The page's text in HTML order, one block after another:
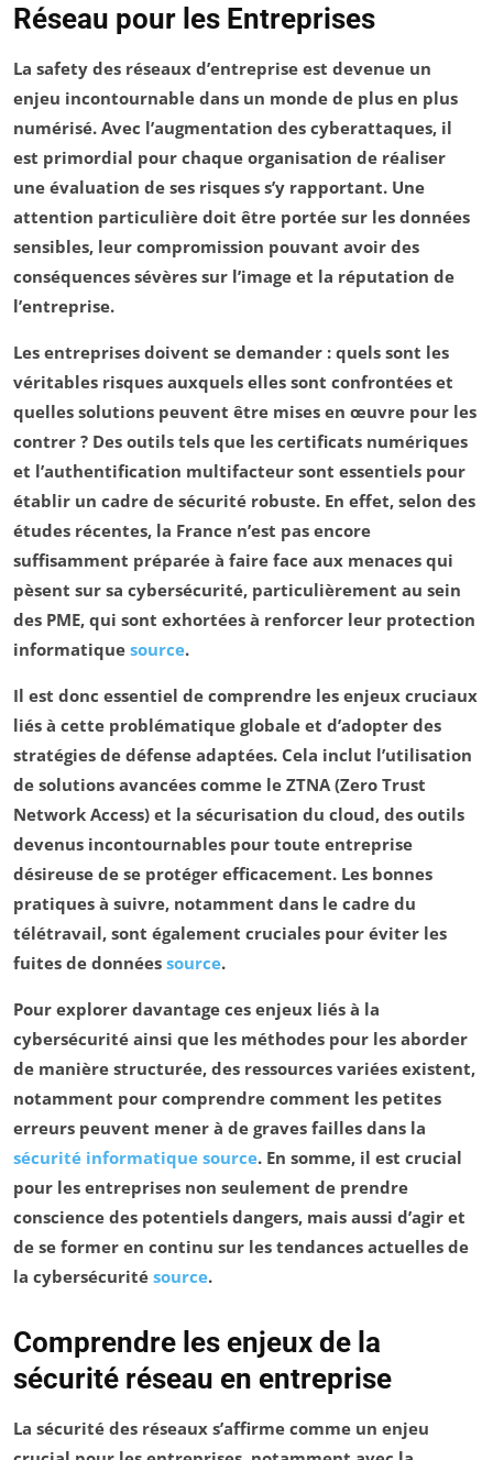
Réseau pour les Entreprises
La safety des réseaux d’entreprise est devenue un
enjeu incontournable dans un monde de plus en plus
numérisé. Avec l’augmentation des cyberattaques, il
est primordial pour chaque organisation de réaliser
une évaluation de ses risques s’y rapportant. Une
attention particulière doit être portée sur les données
sensibles, leur compromission pouvant avoir des
conséquences sévères sur l’image et la réputation de
l’entreprise.
Les entreprises doivent se demander : quels sont les
véritables risques auxquels elles sont confrontées et
quelles solutions peuvent être mises en œuvre pour les
contrer ? Des outils tels que les certificats numériques
et l’authentification multifacteur sont essentiels pour
établir un cadre de sécurité robuste. En effet, selon des
études récentes, la France n’est pas encore
suffisamment préparée à faire face aux menaces qui
pèsent sur sa cybersécurité, particulièrement au sein
des PME, qui sont exhortées à renforcer leur protection
informatique source.
Il est donc essentiel de comprendre les enjeux cruciaux
liés à cette problématique globale et d’adopter des
stratégies de défense adaptées. Cela inclut l’utilisation
de solutions avancées comme le ZTNA (Zero Trust
Network Access) et la sécurisation du cloud, des outils
devenus incontournables pour toute entreprise
désireuse de se protéger efficacement. Les bonnes
pratiques à suivre, notamment dans le cadre du
télétravail, sont également cruciales pour éviter les
fuites de données source.
Pour explorer davantage ces enjeux liés à la
cybersécurité ainsi que les méthodes pour les aborder
de manière structurée, des ressources variées existent,
notamment pour comprendre comment les petites
erreurs peuvent mener à de graves failles dans la
sécurité informatique source. En somme, il est crucial
pour les entreprises non seulement de prendre
conscience des potentiels dangers, mais aussi d’agir et
de se former en continu sur les tendances actuelles de
la cybersécurité source.
Comprendre les enjeux de la
sécurité réseau en entreprise
La sécurité des réseaux s’affirme comme un enjeu